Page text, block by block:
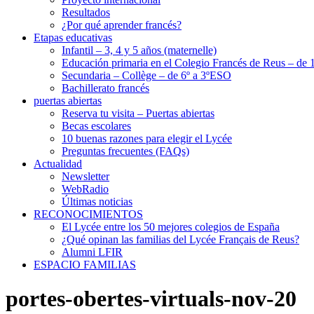
Resultados
¿Por qué aprender francés?
Etapas educativas
Infantil – 3, 4 y 5 años (maternelle)
Educación primaria en el Colegio Francés de Reus – de
Secundaria – Collège – de 6º a 3ºESO
Bachillerato francés
puertas abiertas
Reserva tu visita – Puertas abiertas
Becas escolares
10 buenas razones para elegir el Lycée
Preguntas frecuentes (FAQs)
Actualidad
Newsletter
WebRadio
Últimas noticias
RECONOCIMIENTOS
El Lycée entre los 50 mejores colegios de España
¿Qué opinan las familias del Lycée Français de Reus?
Alumni LFIR
ESPACIO FAMILIAS
portes-obertes-virtuals-nov-20